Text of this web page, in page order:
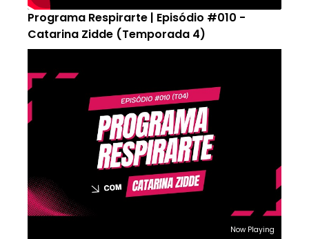
Programa Respirarte | Episódio #010 -
Catarina Zidde (Temporada 4)
Now Playing